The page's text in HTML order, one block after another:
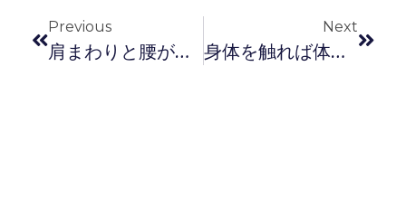
Previous
肩まわりと腰がすっきりしました
Next
身体を触れば体調をすぐわかってくれる